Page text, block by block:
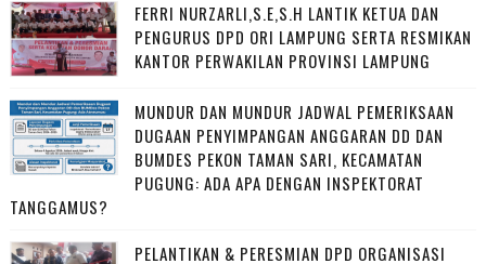
FERRI NURZARLI,S.E,S.H LANTIK KETUA DAN
PENGURUS DPD ORI LAMPUNG SERTA RESMIKAN
KANTOR PERWAKILAN PROVINSI LAMPUNG
MUNDUR DAN MUNDUR JADWAL PEMERIKSAAN
DUGAAN PENYIMPANGAN ANGGARAN DD DAN
BUMDES PEKON TAMAN SARI, KECAMATAN
PUGUNG: ADA APA DENGAN INSPEKTORAT
TANGGAMUS?
PELANTIKAN & PERESMIAN DPD ORGANISASI